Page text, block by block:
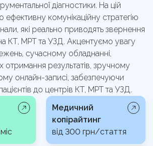
діагностики. На цій
комунікаційну стратегію
які реально приводять звернення
КТ, МРТ та УЗД. Акцентуємо увагу
сучасному обладнанні,
отримання результатів, зручному
онлайн-записі, забезпечуючи
до центрів КТ, МРТ та УЗД.
Медичний
копірайтинг
від 300 грн/стаття